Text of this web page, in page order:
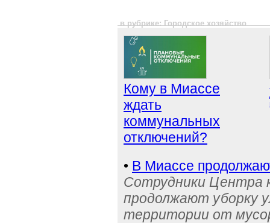
в рубрике: Городское хозяйство
Кому в Миассе
ждать
коммунальных
отключений?
• В Миассе
Сотрудники Центра
продолжают уборку
территории от